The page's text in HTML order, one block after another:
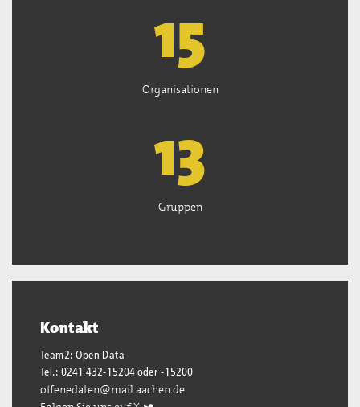
15
Organisationen
13
Gruppen
Kontakt
Team2: Open Data
Tel.: 0241 432-15204 oder -15200
offenedaten@mail.aachen.de